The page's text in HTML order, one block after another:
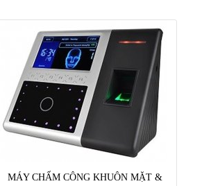
MÁY CHẤM CÔNG KHUÔN MẶT &